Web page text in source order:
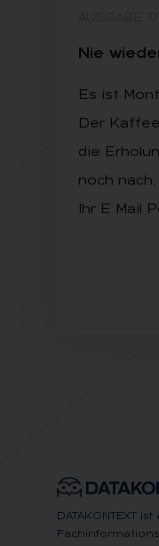
Nie
Es ist
Der
die
noch
Ihr E Mail
DATAKONTEXT